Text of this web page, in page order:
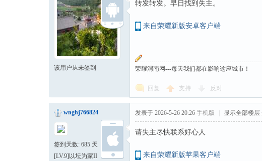
该用户从未签到
转发转发。早日找到失主。
来自荣耀新版安卓客户端
荣耀渭南网---每天我们都在影响这座城市！
回复 支持 反对
wnghj766824
签到天数: 685 天
[LV.9]以坛为家II
发表于 2026-5-26 20:26 手机版 显示全部楼层
请失主尽快联系好心人
来自荣耀新版苹果客户端